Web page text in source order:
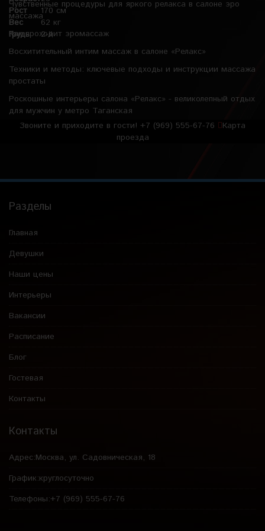
Рост
170 см
Вес
62 кг
Грудь
2-й
Чувственные процедуры для яркого релакса в салоне эро
массажа
Как проходит эромассаж
Восхитительный интим массаж в салоне «Релакс»
Техники и методы: ключевые подходы и инструкции массажа
простаты
Роскошные интерьеры салона «Релакс» - великолепный отдых
для мужчин у метро Таганская
Звоните и приходите в гости! +7 (969) 555-67-76
Карта
проезда
Разделы
Главная
Девушки
Наши цены
Интерьеры
Вакансии
Расписание
Блог
Гостевая
Контакты
Контакты
Адрес:Москва, ул. Садовническая, 18
График:круглосуточно
Телефоны:+7 (969) 555-67-76